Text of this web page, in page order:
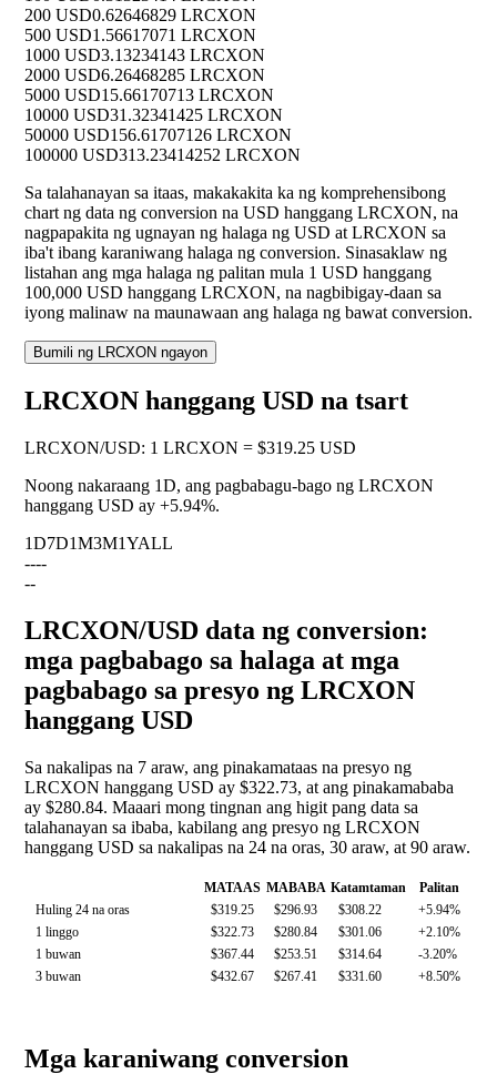
200 USD0.62646829 LRCXON
500 USD1.56617071 LRCXON
1000 USD3.13234143 LRCXON
2000 USD6.26468285 LRCXON
5000 USD15.66170713 LRCXON
10000 USD31.32341425 LRCXON
50000 USD156.61707126 LRCXON
100000 USD313.23414252 LRCXON
Sa talahanayan sa itaas, makakakita ka ng komprehensibong
chart ng data ng conversion na USD hanggang LRCXON, na
nagpapakita ng ugnayan ng halaga ng USD at LRCXON sa
iba't ibang karaniwang halaga ng conversion. Sinasaklaw ng
listahan ang mga halaga ng palitan mula 1 USD hanggang
100,000 USD hanggang LRCXON, na nagbibigay-daan sa
iyong malinaw na maunawaan ang halaga ng bawat conversion.
Bumili ng LRCXON ngayon
LRCXON hanggang USD na tsart
LRCXON/USD: 1 LRCXON = $319.25 USD
Noong nakaraang 1D, ang pagbabagu-bago ng LRCXON
hanggang USD ay +5.94%.
1D7D1M3M1YALL
----
--
LRCXON/USD data ng conversion:
mga pagbabago sa halaga at mga
pagbabago sa presyo ng LRCXON
hanggang USD
Sa nakalipas na 7 araw, ang pinakamataas na presyo ng
LRCXON hanggang USD ay $322.73, at ang pinakamababa
ay $280.84. Maaari mong tingnan ang higit pang data sa
talahanayan sa ibaba, kabilang ang presyo ng LRCXON
hanggang USD sa nakalipas na 24 na oras, 30 araw, at 90 araw.
MATAAS MABABA Katamtaman
Palitan
Huling 24 na oras
$319.25 $296.93 $308.22
+5.94%
1 linggo
$322.73 $280.84 $301.06
+2.10%
1 buwan
$367.44 $253.51 $314.64
-3.20%
3 buwan
$432.67 $267.41 $331.60 +8.50%
Mga karaniwang conversion